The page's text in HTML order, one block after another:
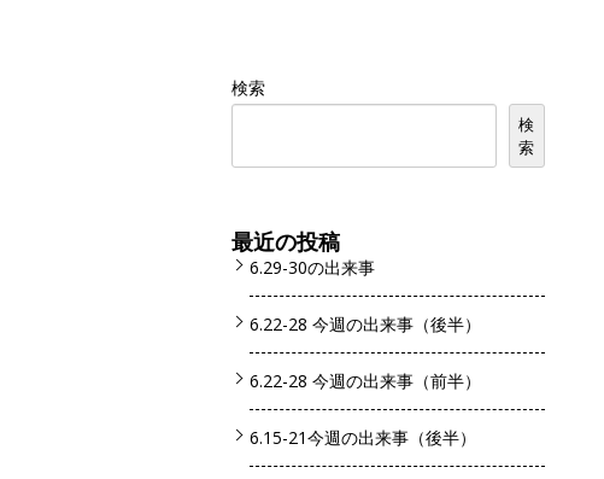
検索
検
索
最近の投稿
6.29-30の出来事
6.22-28 今週の出来事（後半）
6.22-28 今週の出来事（前半）
6.15-21今週の出来事（後半）